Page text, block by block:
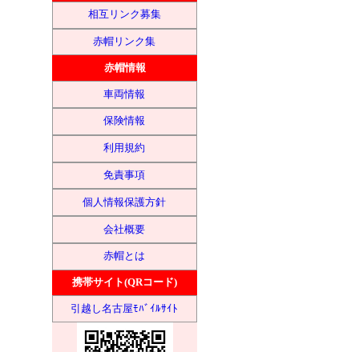
相互リンク募集
赤帽リンク集
赤帽情報
車両情報
保険情報
利用規約
免責事項
個人情報保護方針
会社概要
赤帽とは
携帯サイト(QRコード)
引越し名古屋ﾓﾊﾞｲﾙｻｲﾄ